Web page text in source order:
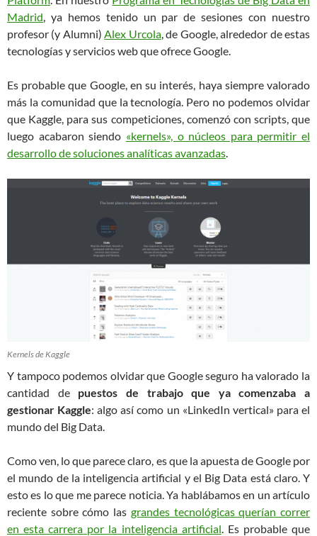
Madrid, ya hemos tenido un par de sesiones con nuestro
profesor (y Alumni)Alex Urcola, de Google, alrededor de estas
tecnologías y servicios web que ofrece Google.
Es probable que Google, en su interés, haya siempre valorado
más la comunidad que la tecnología. Pero no podemos olvidar
que Kaggle, para sus competiciones, comenzó con scripts, que
luego acabaron siendo «kernels», o núcleos para permitir el
desarrollo de soluciones analíticas avanzadas.
Kernels de Kaggle
Y tampoco podemos olvidar que Google seguro ha valorado la
cantidad de puestos de trabajo que ya comenzaba a
gestionar Kaggle: algo así como un «LinkedIn vertical» para el
mundo del Big Data.
Como ven, lo que parece claro, es que la apuesta de Google por
el mundo de la inteligencia artificial y el Big Data está claro. Y
esto es lo que me parece noticia. Ya hablábamos en un artículo
reciente sobre cómo las grandes tecnológicas querían correr
en esta carrera por la inteligencia artificial . Es probable que